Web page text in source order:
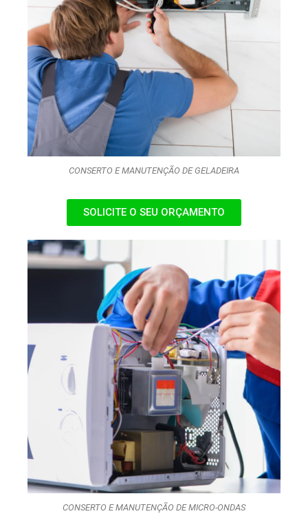
CONSERTO E MANUTENÇÃO DE GELADEIRA
SOLICITE O SEU ORÇAMENTO
CONSERTO E MANUTENÇÃO DE MICRO-ONDAS